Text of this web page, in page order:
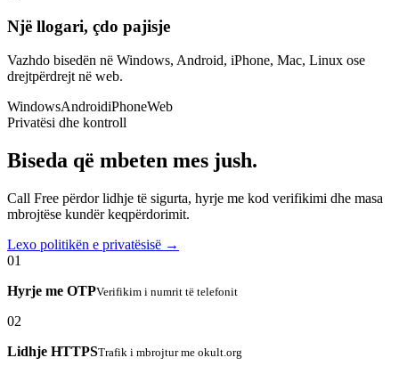
Një llogari, çdo pajisje
Vazhdo bisedën në Windows, Android, iPhone, Mac, Linux ose
drejtpërdrejt në web.
WindowsAndroidiPhoneWeb
Privatësi dhe kontroll
Biseda që mbeten mes jush.
Call Free përdor lidhje të sigurta, hyrje me kod verifikimi dhe masa
mbrojtëse kundër keqpërdorimit.
Lexo politikën e privatësisë →
01
Hyrje me OTPVerifikim i numrit të telefonit
02
Lidhje HTTPSTrafik i mbrojtur me okult.org